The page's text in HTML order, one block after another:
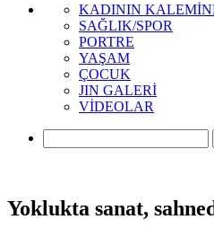
KADININ
SAĞLIK/SPOR
PORTRE
YAŞAM
ÇOCUK
JIN GALERİ
VİDEOLAR
Yoklukta sanat,